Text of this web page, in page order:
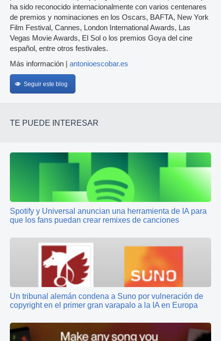
ha sido reconocido internacionalmente con varios centenares
de premios y nominaciones en los Oscars, BAFTA, New York
Film Festival, Cannes, London International Awards, Las
Vegas Movie Awards, El Sol o los premios Goya del cine
español, entre otros festivales.
Más información | antonioescobar.es
Seguir este blog
TE PUEDE INTERESAR
Spotify y Universal anuncian una herramienta de IA para
que los fans puedan crear remixes de canciones
Un tribunal alemán condena a Suno por vulneración de
copyright en el primer gran varapalo a la IA en Europa